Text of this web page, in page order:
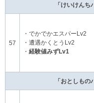
「けいけん
57
・でかでかエスパーLv2
・遭遇かくとうLv2
・ 経験値みずLv1
「おとしも